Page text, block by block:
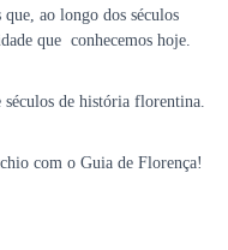
ao longo dos séculos
que conhecemos hoje.
de história florentina.
com o Guia de Florença!